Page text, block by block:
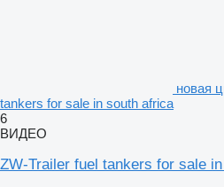
новая
tankers for sale in south africa
6
ВИДЕО
ZW-Trailer fuel tankers for sale